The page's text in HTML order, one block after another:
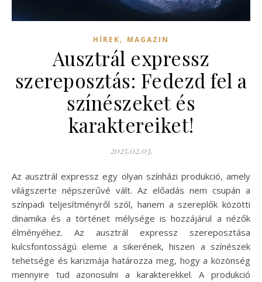
HÍREK, MAGAZIN
Ausztrál expressz
szereposztás: Fedezd fel a
színészeket és
karaktereiket!
2025.02.03.
Az ausztrál expressz egy olyan színházi produkció, amely
világszerte népszerűvé vált. Az előadás nem csupán a
színpadi teljesítményről szól, hanem a szereplők közötti
dinamika és a történet mélysége is hozzájárul a nézők
élményéhez. Az ausztrál expressz szereposztása
kulcsfontosságú eleme a sikerének, hiszen a színészek
tehetsége és karizmája határozza meg, hogy a közönség
mennyire tud azonosulni a karakterekkel. A produkció